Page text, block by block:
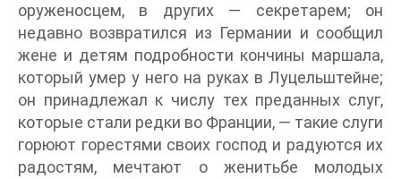
оруженосцем, в других — секретарем; он
недавно возвратился из Германии и сообщил
жене и детям подробности кончины маршала,
который умер у него на руках в Луцельштейне;
он принадлежал к числу тех преданных слуг,
которые стали редки во Франции, — такие слуги
горюют горестями своих господ и радуются их
радостям, мечтают о женитьбе молодых